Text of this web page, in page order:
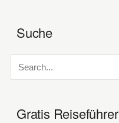
Suche
Gratis Reiseführer